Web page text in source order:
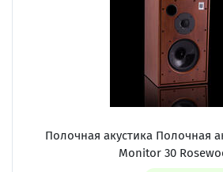
Полочная акустика Полочная
Monitor 30